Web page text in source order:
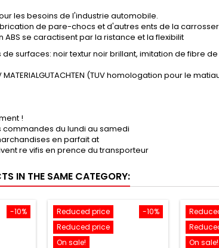
les besoins de l'industrie automobile.
de pare-chocs et d'autres ents de la
ABS se caractisent par la ristance et la flexibilit
de surfaces: noir textur noir brillant, imitation de fibre
(TUV homologation pour le
!
commandes du lundi au samedi
en parfait at
re vifis en prence du transporteur
IN THE SAME CATEGORY:
-10% -10%
Reduced price
Reduced price
On sale!
On sale!